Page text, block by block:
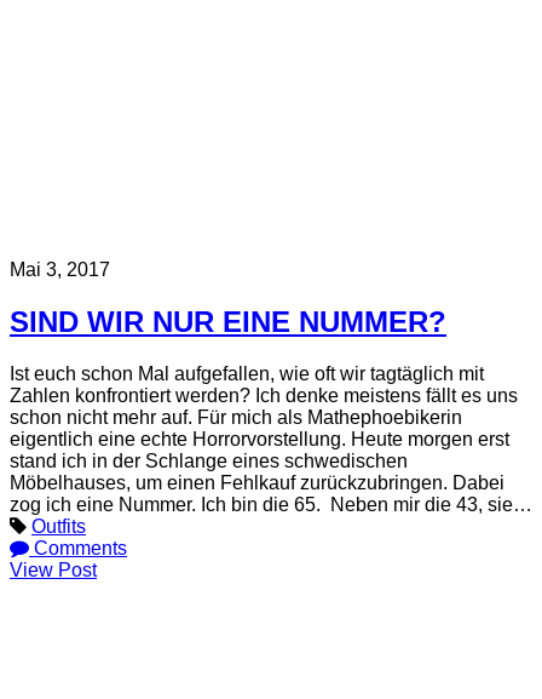
Mai 3, 2017
SIND WIR NUR EINE NUMMER?
Ist euch schon Mal aufgefallen, wie oft wir tagtäglich mit
Zahlen konfrontiert werden? Ich denke meistens fällt es uns
schon nicht mehr auf. Für mich als Mathephoebikerin
eigentlich eine echte Horrorvorstellung. Heute morgen erst
stand ich in der Schlange eines schwedischen
Möbelhauses, um einen Fehlkauf zurückzubringen. Dabei
zog ich eine Nummer. Ich bin die 65. Neben mir die 43, sie…
Outfits
Comments
View Post